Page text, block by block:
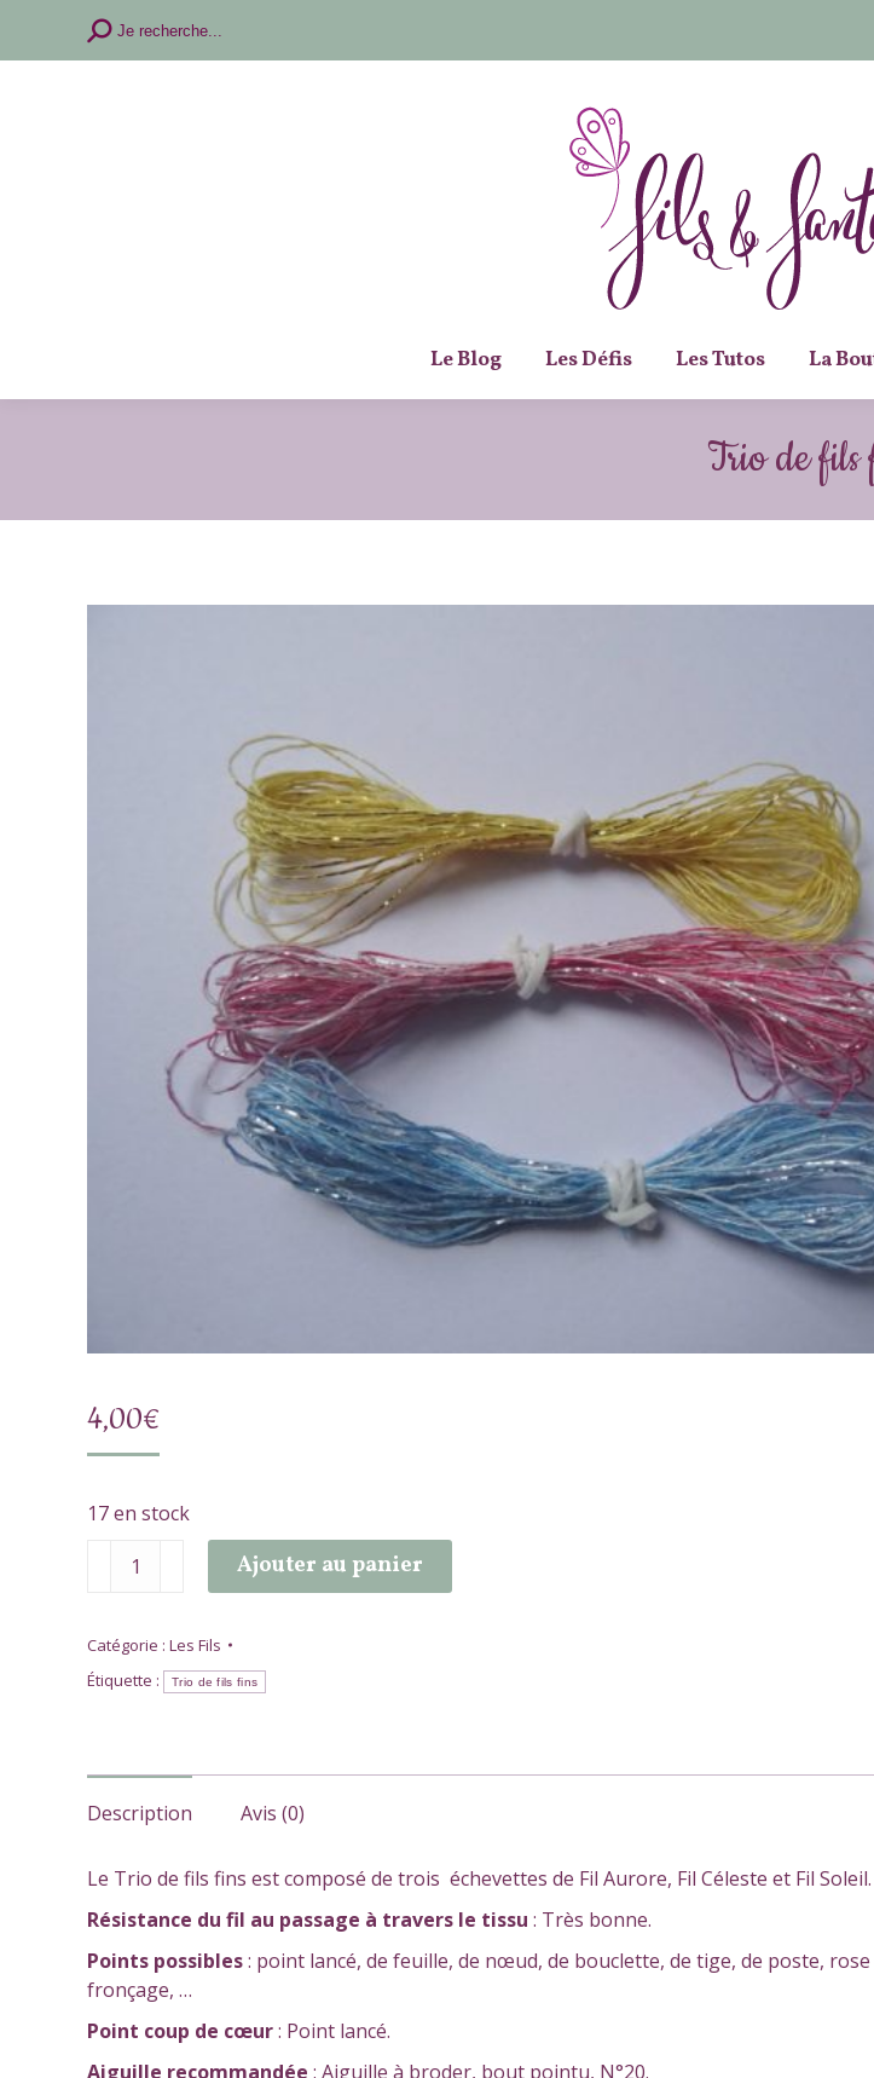
Recherche
Je recherche...
Le Blog Les Défis Les Tutos La
Trio de fils
4,00€
17 en stock
quantité
de
fils
fins
Ajouter au panier
Catégorie : Les Fils
Étiquette :
Trio de fils fins
Description Avis (0)
Le Trio de fils fins est composé de trois échevettes de Fil Aurore, Fil Céleste et Fil Soleil.
Résistance du fil au passage à travers le tissu : Très bonne.
Points possibles: point lancé, de feuille, de nœud, de bouclette, de tige, de poste,
fronçage, …
Point coup de cœur: Point lancé.
Aiguille recommandée : Aiguille à broder, bout pointu, N°20.